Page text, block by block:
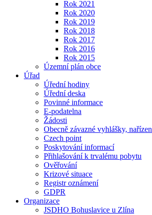
Rok 2021
Rok 2020
Rok 2019
Rok 2018
Rok 2017
Rok 2016
Rok 2015
Územní plán obce
Úřad
Úřední hodiny
Úřední deska
Povinné informace
E-podatelna
Žádosti
Obecně závazné vyhlášky,
Czech point
Poskytování informací
Přihlašování k trvalému pobytu
Ověřování
Krizové situace
Registr oznámení
GDPR
Organizace
JSDHO Bohuslavice u Zlína